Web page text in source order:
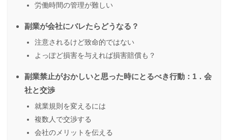
労働時間の管理が難しい
副業が会社にバレたらどうなる？
注意されるけど致命的ではない
よっぽど損害を与えれば損害賠償も？
副業禁止がおかしいと思った時にとるべき行動：1．会
社と交渉
就業規則を変えるには
複数人で交渉する
会社のメリットを伝える